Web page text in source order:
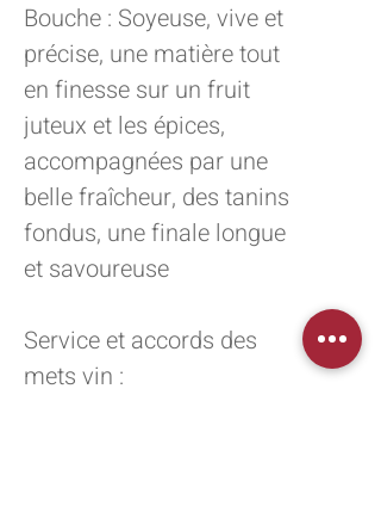
Bouche : Soyeuse, vive et
précise, une matière tout
en finesse sur un fruit
juteux et les épices,
accompagnées par une
belle fraîcheur, des tanins
fondus, une finale longue
et savoureuse
Service et accords des
mets vin :